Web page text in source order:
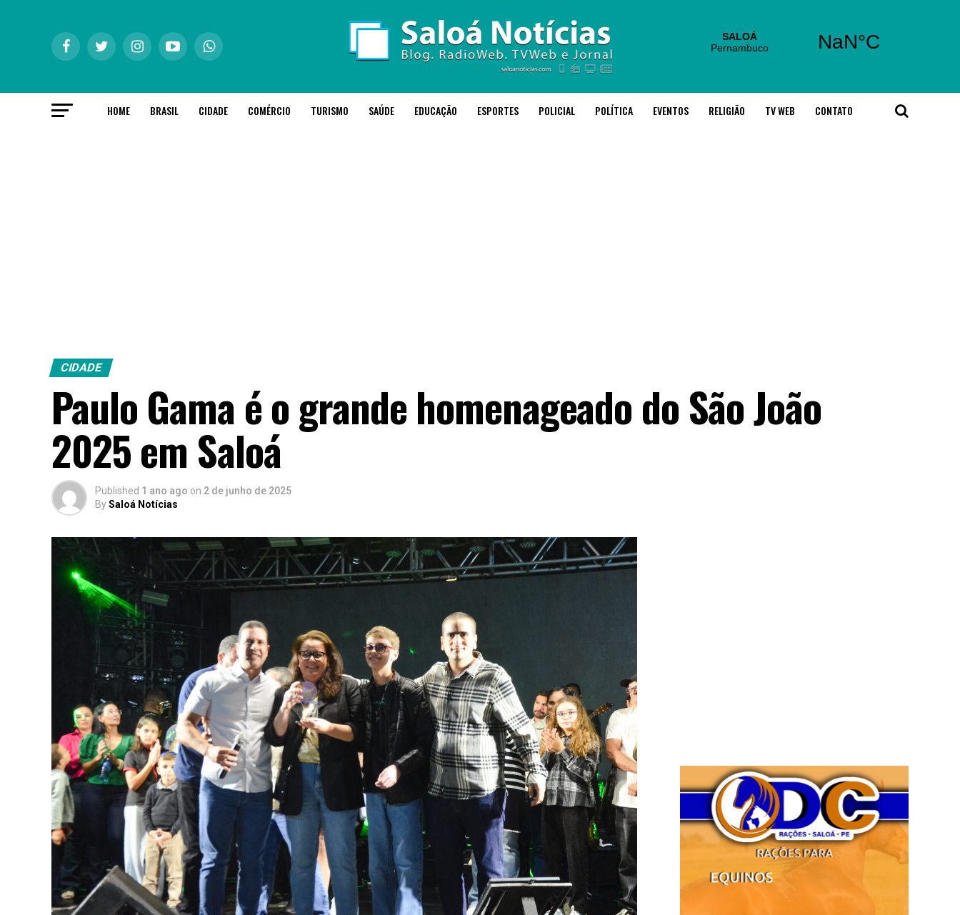
HOME BRASIL CIDADE COMÉRCIO TURISMO SAÚDE EDUCAÇÃO ESPORTES POLICIAL POLÍTICA EVENTOS RELIGIÃO TV WEB CONTATO
CIDADE
Paulo Gama é o grande homenageado do São João
2025 em Saloá
Published 1 ano ago on 2 de junho de 2025
BySaloá Notícias